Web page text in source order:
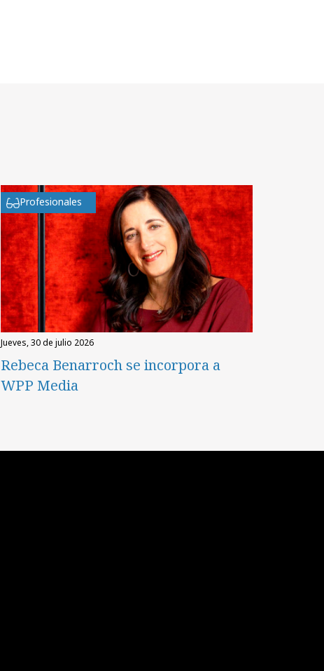
Profesionales
jueves, 30 de julio 2026
Rebeca Benarroch se incorpora a
WPP Media